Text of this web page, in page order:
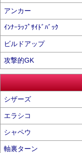
アンカー
ｲﾝﾅｰﾗｯﾌﾟｻｲﾄﾞﾊﾞｯｸ
ビルドアップ
攻撃的GK
シザーズ
エラシコ
シャペウ
軸裏ターン